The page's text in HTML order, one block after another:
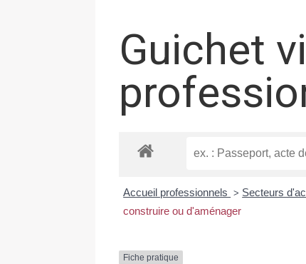
Guichet
Accueil professionnels > Secteurs
construire ou d'aménager
Fiche pratique